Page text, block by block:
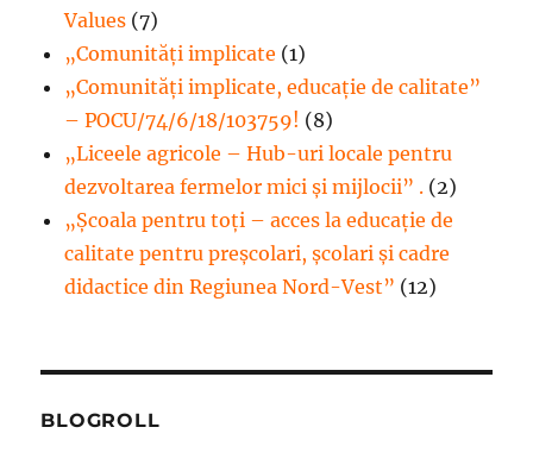
Values (7)
„Comunități implicate (1)
„Comunități implicate, educație de calitate”
– POCU/74/6/18/103759! (8)
„Liceele agricole – Hub-uri locale pentru
dezvoltarea fermelor mici şi mijlocii” . (2)
„Școala pentru toți – acces la educație de
calitate pentru preșcolari, școlari și cadre
didactice din Regiunea Nord-Vest” (12)
BLOGROLL